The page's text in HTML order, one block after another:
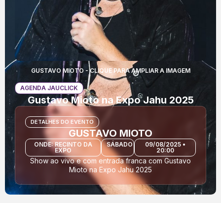
AGENDA JAUCLICK
Gustavo Mioto na Expo Jahu 2025
DETALHES DO EVENTO
GUSTAVO MIOTO
ONDE: RECINTO DA
EXPO
SÁBADO
09/08/2025 •
20:00
Show ao vivo e com entrada franca com Gustavo
Mioto na Expo Jahu 2025
GUSTAVO MIOTO - CLIQUE PARA AMPLIAR A IMAGEM